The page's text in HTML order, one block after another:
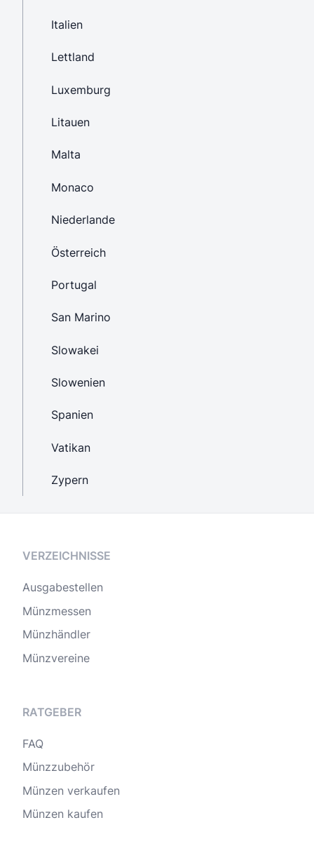
Italien
Lettland
Luxemburg
Litauen
Malta
Monaco
Niederlande
Österreich
Portugal
San Marino
Slowakei
Slowenien
Spanien
Vatikan
Zypern
VERZEICHNISSE
Ausgabestellen
Münzmessen
Münzhändler
Münzvereine
RATGEBER
FAQ
Münzzubehör
Münzen verkaufen
Münzen kaufen